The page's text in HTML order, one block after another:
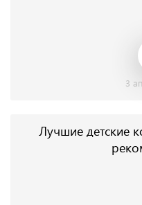
3
Лучшие детские